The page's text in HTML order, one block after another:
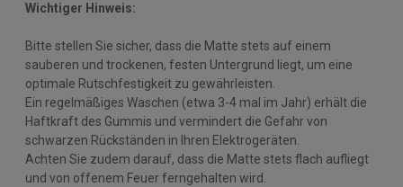
Wichtiger Hinweis:
Bitte stellen Sie sicher, dass die Matte stets auf einem
sauberen und trockenen, festen Untergrund liegt, um eine
optimale Rutschfestigkeit zu gewährleisten.
Ein regelmäßiges Waschen (etwa 3-4 mal im Jahr) erhält die
Haftkraft des Gummis und vermindert die Gefahr von
schwarzen Rückständen in Ihren Elektrogeräten.
Achten Sie zudem darauf, dass die Matte stets flach aufliegt
und von offenem Feuer ferngehalten wird.